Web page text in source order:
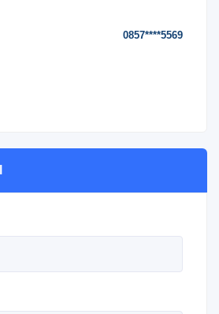
0857****5569